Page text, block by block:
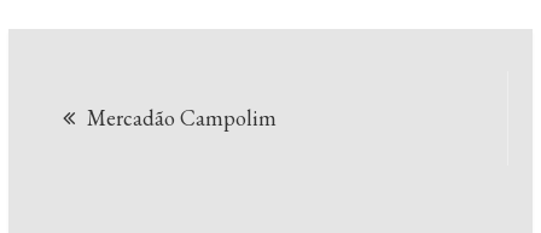
Mercadão Campolim